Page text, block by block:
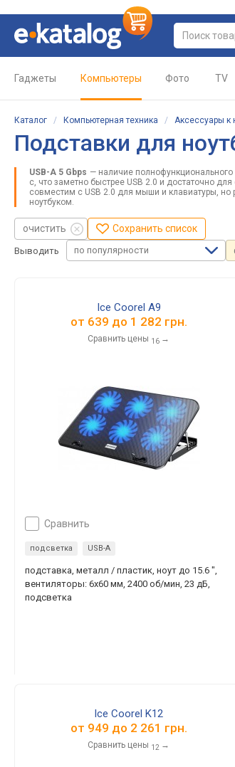
Гаджеты Компьютеры Фото TV
Каталог / Компьютерная техника / Аксессуары к
Подставки для
USB-A 5 Gbps — наличие
с, что заметно быстрее USB 2.0 и достаточно
совместим с USB 2.0 для мыши и клавиатуры, но
ноутбуком.
очистить Сохранить список
Выводить по популярности
Ice Coorel A9
от 639 до 1 282 грн.
Сравнить цены 16 →
сравнить
подсветка USB-A
подставка, металл / пластик, ноут до 15.6 ",
вентиляторы: 6х60 мм, 2400 об/мин, 23 дБ,
подсветка
Ice Coorel K12
от 949 до 2 261 грн.
Сравнить цены 12 →